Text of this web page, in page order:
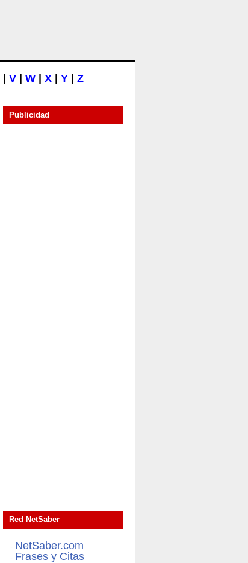
V W X Y Z
Publicidad
Red NetSaber
- NetSaber.com
- Frases y Citas